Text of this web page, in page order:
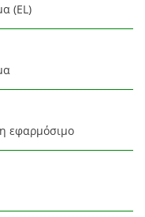
(EL)
εφαρμόσιμο